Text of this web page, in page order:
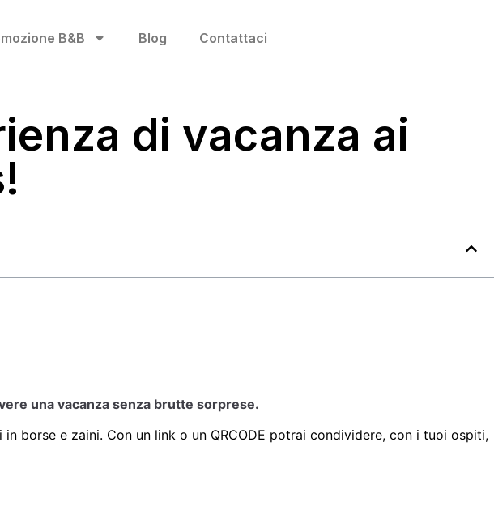
B&B Blog Contattaci
di vacanza ai
una vacanza senza brutte sorprese.
borse e zaini. Con un link o un QRCODE potrai condividere, con i tuoi ospiti,